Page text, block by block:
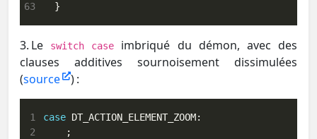
63
  }
3. Le switch case
imbriqué du démon, avec des
clauses additives sournoisement dissimulées
(source ) :
1 case
2